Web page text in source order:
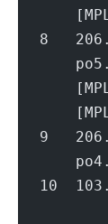
8
9
10